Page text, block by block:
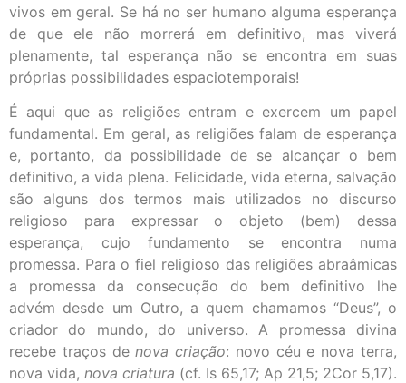
vivos em geral. Se há no ser humano alguma esperança
de que ele não morrerá em definitivo, mas viverá
plenamente, tal esperança não se encontra em suas
próprias possibilidades espaciotemporais!
É aqui que as religiões entram e exercem um papel
fundamental. Em geral, as religiões falam de esperança
e, portanto, da possibilidade de se alcançar o bem
definitivo, a vida plena. Felicidade, vida eterna, salvação
são alguns dos termos mais utilizados no discurso
religioso para expressar o objeto (bem) dessa
esperança, cujo fundamento se encontra numa
promessa. Para o fiel religioso das religiões abraâmicas
a promessa da consecução do bem definitivo lhe
advém desde um Outro, a quem chamamos “Deus”, o
criador do mundo, do universo. A promessa divina
recebe traços denova criação: novo céu e nova terra,
nova vida, nova criatura (cf. Is 65,17; Ap 21,5; 2Cor 5,17).